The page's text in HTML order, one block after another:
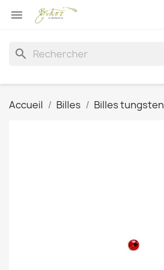

search
Accueil Billes Billes tungsten